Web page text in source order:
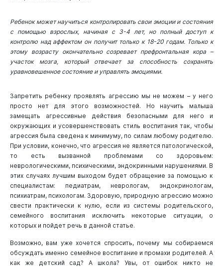
Ребенок может научиться контролировать свои эмоции и состояния
с помощью взрослых, начиная с 3-4 лет, но полный доступ к
контролю над аффектом он получит только к 18-20 годам. Только к
этому возрасту окончательно созревает префронтальная кора –
участок мозга, который отвечает за способность сохранять
уравновешенное состояние и управлять эмоциями.
Запретить ребенку проявлять агрессию мы не можем – у него
просто нет для этого возможностей. Но научить малыша
замещать агрессивные действия безопасными для него и
окружающих и усовершенствовать стиль воспитания так, чтобы
агрессия была сведена к минимуму, по силам любому родителю.
При условии, конечно, что агрессия не является патологической,
то есть вызванной проблемами со здоровьем:
неврологическими, психическими, эндокринными нарушениями. В
этих случаях лучшим выходом будет обращение за помощью к
специалистам: педиатрам, неврологам, эндокринологам,
психиатрам, психологам. Здоровую, природную агрессию можно
свести практически к нулю, если из системы родительского,
семейного воспитания исключить некоторые ситуации, о
которых и пойдет речь в данной статье.
Возможно, вам уже хочется спросить, почему мы собираемся
обсуждать именно семейное воспитание и промахи родителей. А
как же детский сад? А школа? Увы, от ошибок никто не